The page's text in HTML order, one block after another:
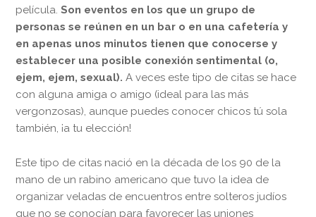
película.Son eventos en los que un grupo de
personas se reúnen en un bar o en una cafetería y
en apenas unos minutos tienen que conocerse y
establecer una posible conexión sentimental (o,
ejem, ejem, sexual). A veces este tipo de citas se hace
con alguna amiga o amigo (ideal para las más
vergonzosas), aunque puedes conocer chicos tú sola
también, ¡a tu elección!
Este tipo de citas nació en la década de los 90 de la
mano de un rabino americano que tuvo la idea de
organizar veladas de encuentros entre solteros judíos
que no se conocían para favorecer las uniones